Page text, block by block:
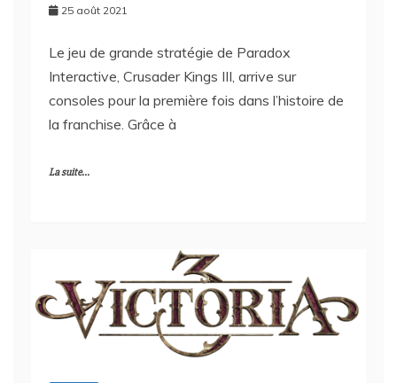
25 août 2021
Le jeu de grande stratégie de Paradox
Interactive, Crusader Kings III, arrive sur
consoles pour la première fois dans l’histoire de
la franchise. Grâce à
La suite...